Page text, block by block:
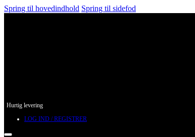
Spring til hovedindhold Spring til sidefod
Hurtig levering
LOG IND / REGISTRER